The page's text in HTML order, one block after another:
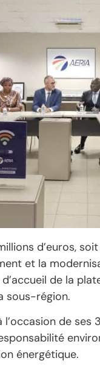
d’euros,
et la
de la
sous-région.
de ses
énergétique.